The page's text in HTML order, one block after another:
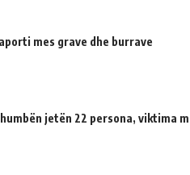
mes grave dhe burrave
jetën 22 persona, viktima